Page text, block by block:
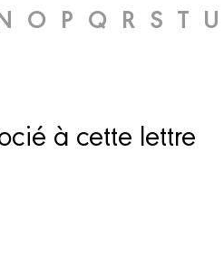
O P Q R S T U
à cette lettre